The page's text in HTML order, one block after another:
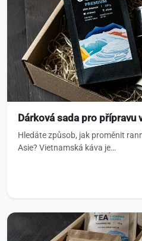
Dárková sada pro přípravu
Hledáte způsob, jak proměnit
Asie? Vietnamská káva je…